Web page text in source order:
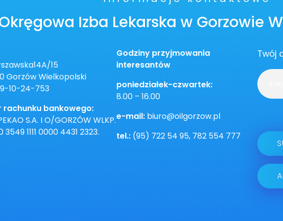
Izba Lekarska w Gorzowie
15
Gorzów Wielkopolski
10-24-753
rachunku bankowego:
S.A. I O/GORZÓW WLKP.
3549 1111 0000 4431 2323.
Godziny przyjmowania
interesantów
poniedziałek-czwartek:
8.00 – 16.00
e-mail:biuro@oilgorzow.pl
tel.:(95) 722 54 95, 782 554 777
Twój